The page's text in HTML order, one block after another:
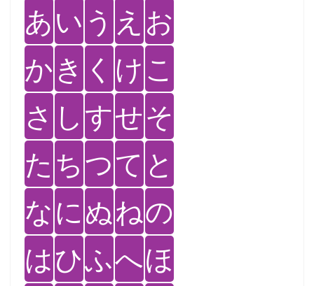
あい う え お
かき く けこ
さ しすせそ
た ちつて と
なにぬねの
はひふへほ